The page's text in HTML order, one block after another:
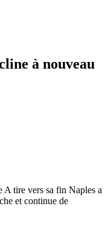
à nouveau
A tire vers sa fin Naples a
et continue de